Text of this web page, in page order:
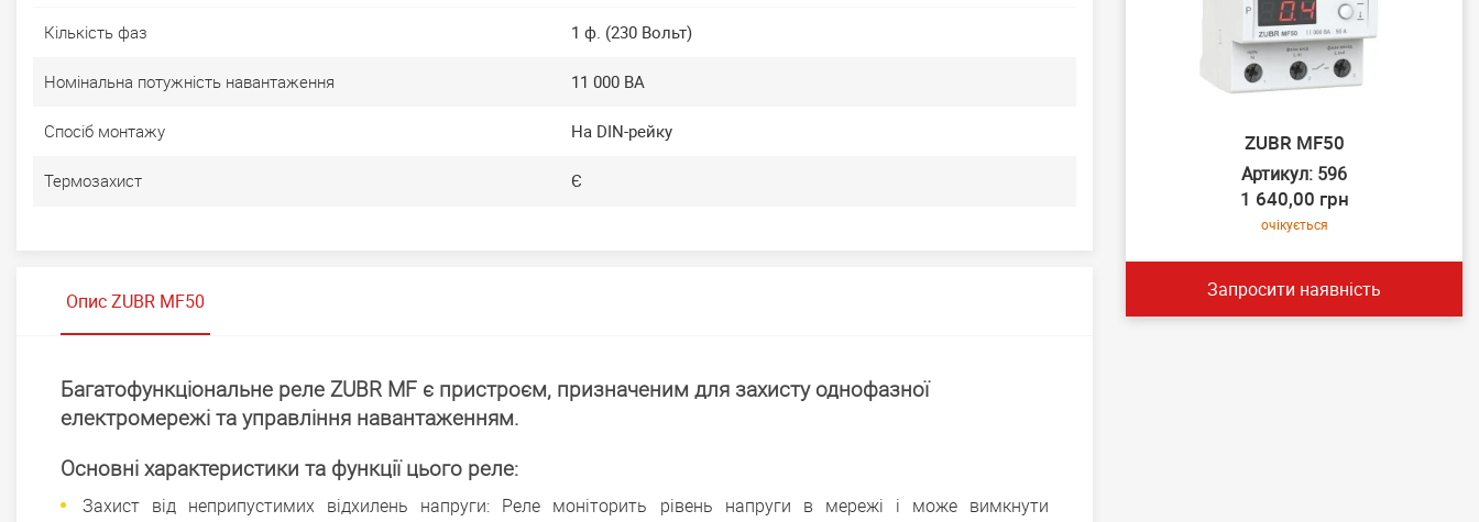
Кількість фаз 1 ф. (230 Вольт)
Номінальна потужність навантаження 11 000 ВА
Спосіб монтажу На DIN-рейку
Термозахист Є
Опис ZUBR MF50
Багатофункціональне реле ZUBR MF є пристроєм, призначеним для захисту однофазної
електромережі та управління навантаженням.
Основні характеристики та функції цього реле:
Захист від неприпустимих відхилень напруги: Реле моніторить рівень напруги в мережі і може вимкнути
ZUBR MF50
Артикул: 596
1 640,00 грн
очікується
Запросити наявність